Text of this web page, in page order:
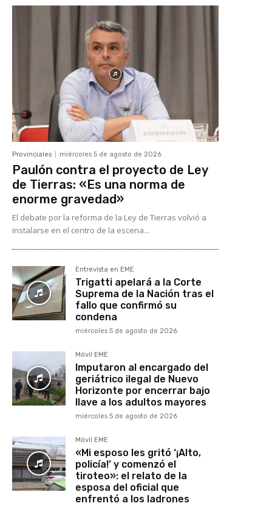
Provinciales miércoles 5 de agosto de 2026
Paulón contra el proyecto de Ley
de Tierras: «Es una norma de
enorme gravedad»
El debate por la reforma de la Ley de Tierras volvió a
instalarse en el centro de la escena...
Entrevista en EME
Trigatti apelará a la Corte
Suprema de la Nación tras el
fallo que confirmó su
condena
miércoles 5 de agosto de 2026
Móvil EME
Imputaron al encargado del
geriátrico ilegal de Nuevo
Horizonte por encerrar bajo
llave a los adultos mayores
miércoles 5 de agosto de 2026
Móvil EME
«Mi esposo les gritó ‘¡Alto,
policía!’ y comenzó el
tiroteo»: el relato de la
esposa del oficial que
enfrentó a los ladrones